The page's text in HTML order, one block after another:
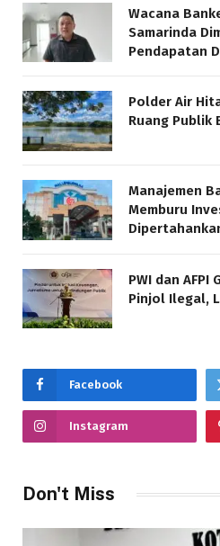
Wacana
Samarinda
Pendapatan
Polder Air
Ruang Publik
Manajemen
Memburu
PWI dan AFPI
Pinjol Ilegal,
Facebook
Instagram
Don't Miss